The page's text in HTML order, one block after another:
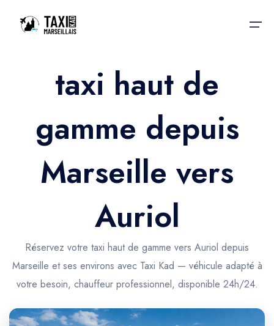
Accueil
Trajet Gare SNCF
Trajet Port croisière
Trajet Séminaire
Trajet Santé
Trajet Longue Distance
Taxis aéroport
Réservation
Actualités & évènements
Contactez-nous
taxi haut de
gamme depuis
Marseille vers
Auriol
Réservez votre taxi haut de gamme vers Auriol depuis
Marseille et ses environs avec Taxi Kad — véhicule adapté à
votre besoin, chauffeur professionnel, disponible 24h/24.